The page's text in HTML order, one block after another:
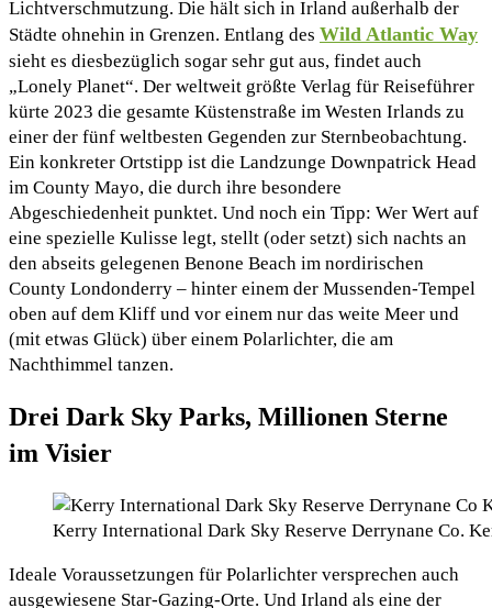
Lichtverschmutzung. Die hält sich in Irland außerhalb der
Städte ohnehin in Grenzen. Entlang des Wild Atlantic Way
sieht es diesbezüglich sogar sehr gut aus, findet auch
„Lonely Planet“. Der weltweit größte Verlag für Reiseführer
kürte 2023 die gesamte Küstenstraße im Westen Irlands zu
einer der fünf weltbesten Gegenden zur Sternbeobachtung.
Ein konkreter Ortstipp ist die Landzunge Downpatrick Head
im County Mayo, die durch ihre besondere
Abgeschiedenheit punktet. Und noch ein Tipp: Wer Wert auf
eine spezielle Kulisse legt, stellt (oder setzt) sich nachts an
den abseits gelegenen Benone Beach im nordirischen
County Londonderry – hinter einem der Mussenden-Tempel
oben auf dem Kliff und vor einem nur das weite Meer und
(mit etwas Glück) über einem Polarlichter, die am
Nachthimmel tanzen.
Drei Dark Sky Parks, Millionen Sterne
im Visier
Kerry International Dark Sky Reserve Derrynane Co.
Ideale Voraussetzungen für Polarlichter versprechen auch
ausgewiesene Star-Gazing-Orte. Und Irland als eine der